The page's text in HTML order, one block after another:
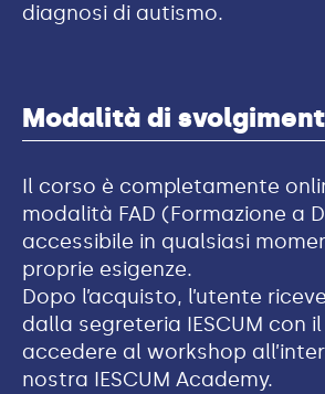
diagnosi di autismo.
Modalità di
Il corso è completamente
modalità FAD (Formazione a
accessibile in qualsiasi
proprie esigenze.
Dopo l’acquisto, l’utente
dalla segreteria IESCUM con
accedere al workshop
nostra IESCUM Academy.